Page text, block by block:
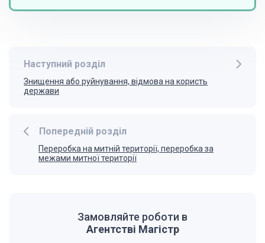
Попередній розділ
Переробка на митній території, переробка за
межами митної території
Наступний розділ
Знищення або руйнування, відмова на користь
держави
Замовляйте роботи в
Агентстві Магістр